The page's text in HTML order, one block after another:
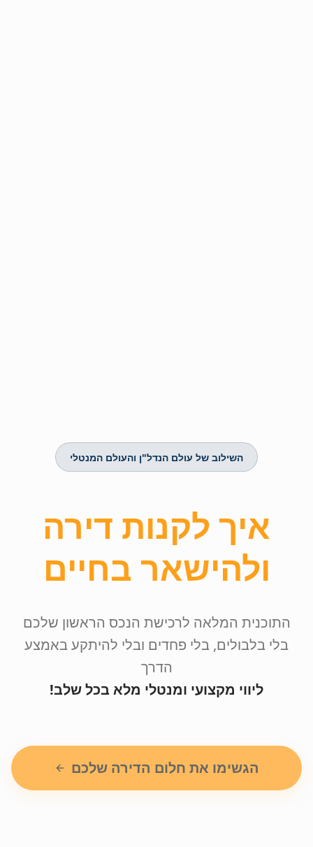
השילוב של עולם הנדל"ן והעולם המנטלי
איך לקנות דירה
ולהישאר בחיים
התוכנית המלאה לרכישת הנכס הראשון שלכם
בלי בלבולים, בלי פחדים ובלי להיתקע באמצע
הדרך
ליווי מקצועי ומנטלי מלא בכל שלב!
הגשימו את חלום הדירה שלכם